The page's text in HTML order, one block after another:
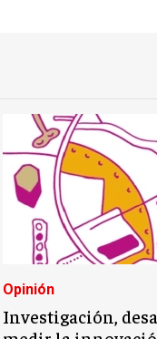
Opinión
Investigación,